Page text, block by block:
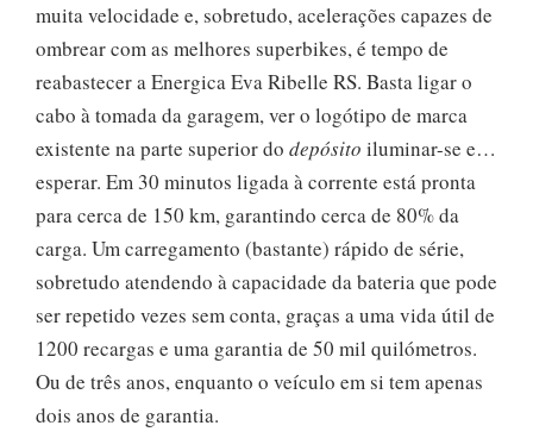
muita velocidade e, sobretudo, acelerações capazes de
ombrear com as melhores superbikes, é tempo de
reabastecer a Energica Eva Ribelle RS. Basta ligar o
cabo à tomada da garagem, ver o logótipo de marca
existente na parte superior do depósito iluminar-se e…
esperar. Em 30 minutos ligada à corrente está pronta
para cerca de 150 km, garantindo cerca de 80% da
carga. Um carregamento (bastante) rápido de série,
sobretudo atendendo à capacidade da bateria que pode
ser repetido vezes sem conta, graças a uma vida útil de
1200 recargas e uma garantia de 50 mil quilómetros.
Ou de três anos, enquanto o veículo em si tem apenas
dois anos de garantia.